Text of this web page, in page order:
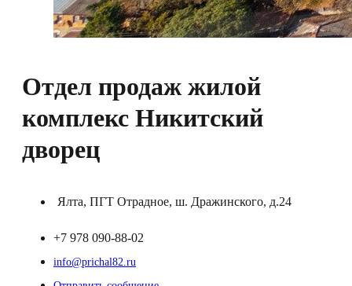
Отдел продаж жилой
комплекс Никитский
дворец
Ялта, ПГТ Отрадное, ш. Дражинского, д.24
+7 978 090-88-02
info@prichal82.ru